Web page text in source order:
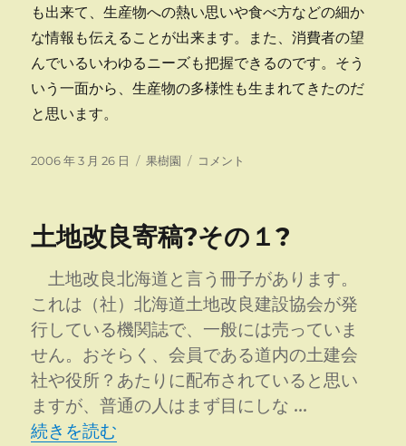
も出来て、生産物への熱い思いや食べ方などの細か
な情報も伝えることが出来ます。また、消費者の望
んでいるいわゆるニーズも把握できるのです。そう
いう一面から、生産物の多様性も生まれてきたのだ
と思います。
投
2006 年 3 月 26 日
カ
ー
果樹園
土
寄
稿?
そ
の
２?
に
コメント
土地改良寄稿?その１?
土地改良北海道と言う冊子があります。
これは（社）北海道土地改良建設協会が発
行している機関誌で、一般には売っていま
せん。おそらく、会員である道内の土建会
社や役所？あたりに配布されていると思い
ますが、普通の人はまず目にしな …
“土地改良寄稿?その１?” の
続きを読む